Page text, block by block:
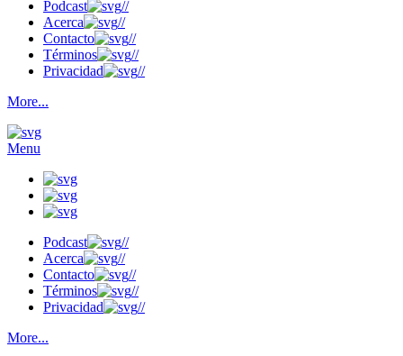
Podcast
//
Acerca
//
Contacto
//
Términos
//
Privacidad
//
More...
Menu
Podcast
//
Acerca
//
Contacto
//
Términos
//
Privacidad
//
More...